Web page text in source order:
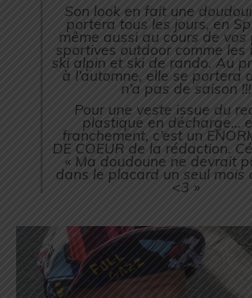
Son look en fait une
portera tous les jours, en
même aussi au cours de
sportives outdoor comme les
ski alpin et ski de rando. Au
à l’automne, elle se portera
n’a pas de saison !!!
Pour une veste issue du
plastique en décharge…
franchement, c’est un
DE COEUR de la rédaction.
« Ma doudoune ne devrait
dans le placard un seul mois
<3 »